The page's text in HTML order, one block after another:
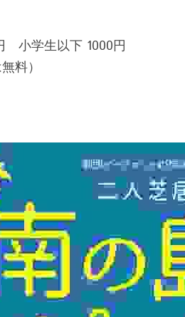
小学生以下 1000円
料）